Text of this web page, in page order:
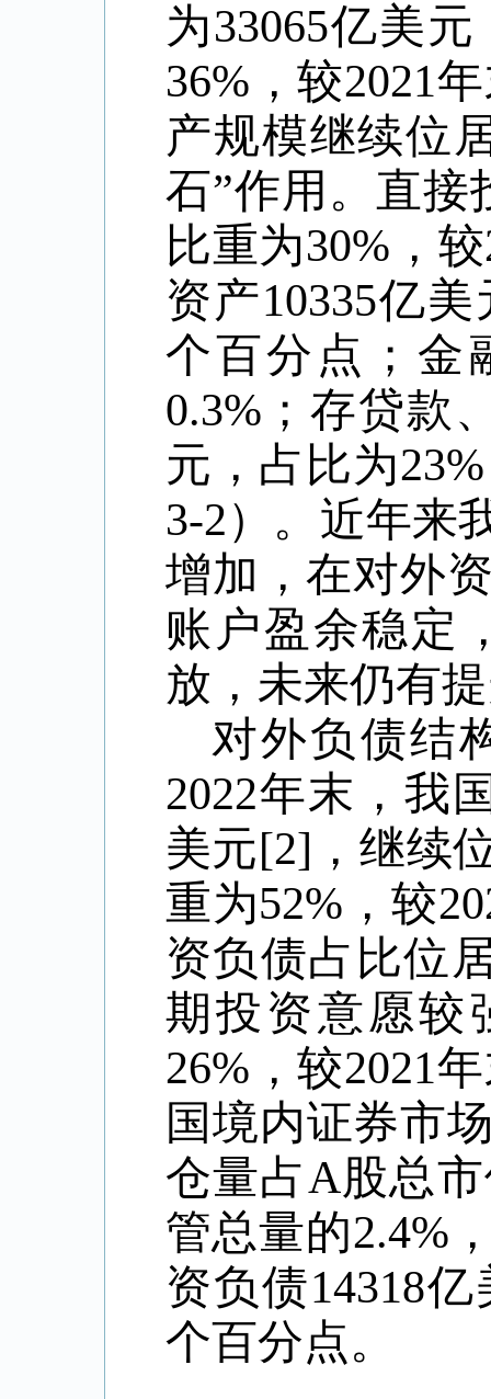
为33065亿美
36%，较2021
产规模继续位
石”作用。直接
比重为30%，
资产10335亿
个百分点；金
0.3%；存贷款
元，占比为
3-2）。近年来
增加，在对外
账户盈余稳定
放，未来仍有
对外负债结
2022年末，我
美元[2]，继续
重为52%，较
资负债占比位
期投资意愿较
26%，较2021
国境内证券市
仓量占A股总
管总量的2.4%
资负债14318
个百分点。